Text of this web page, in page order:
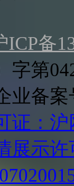
备
字第
业备案
证：
展示许